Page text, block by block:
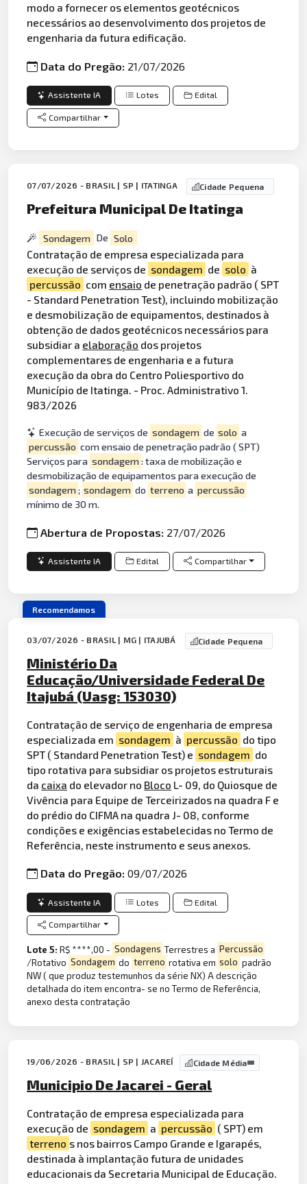
modo a fornecer os elementos geotécnicos
necessários ao desenvolvimento dos projetos de
engenharia da futura edificação.
Data do Pregão: 21/07/2026
Assistente IA Lotes Edital
Compartilhar
07/07/2026 - BRASIL | SP | ITATINGA Cidade Pequena
Prefeitura Municipal De Itatinga
Sondagem De Solo
Contratação de empresa especializada para
execução de serviços de sondagem de solo à
percussão com ensaio de penetração padrão ( SPT
- Standard Penetration Test), incluindo mobilização
e desmobilização de equipamentos, destinados à
obtenção de dados geotécnicos necessários para
subsidiar a elaboração dos projetos
complementares de engenharia e a futura
execução da obra do Centro Poliesportivo do
Município de Itatinga. - Proc. Administrativo 1.
983/2026
Execução de serviços de sondagem de solo a
percussão com ensaio de penetração padrão ( SPT)
Serviços para sondagem: taxa de mobilização e
desmobilização de equipamentos para execução de
sondagem; sondagem do terreno a percussão
mínimo de 30 m.
Abertura de Propostas: 27/07/2026
Assistente IA Edital Compartilhar
Recomendamos
03/07/2026 - BRASIL | MG | ITAJUBÁ Cidade Pequena
Ministério Da
Educação/Universidade Federal De
Itajubá (Uasg: 153030)
Contratação de serviço de engenharia de empresa
especializada em sondagem à percussão do tipo
SPT ( Standard Penetration Test) e sondagem do
tipo rotativa para subsidiar os projetos estruturais
da caixa do elevador no Bloco L- 09, do Quiosque de
Vivência para Equipe de Terceirizados na quadra F e
do prédio do CIFMA na quadra J- 08, conforme
condições e exigências estabelecidas no Termo de
Referência, neste instrumento e seus anexos.
Data do Pregão:09/07/2026
Assistente IA Lotes Edital
Compartilhar
Lote 5:R$ ****,00 - Sondagens Terrestres a Percussão
/Rotativo Sondagem do terreno rotativa em solo padrão
NW ( que produz testemunhos da série NX) A descrição
detalhada do item encontra- se no Termo de Referência,
anexo desta contratação
19/06/2026 - BRASIL | SP | JACAREÍ Cidade Média
Municipio De Jacarei - Geral
Contratação de empresa especializada para
execução de sondagem a percussão ( SPT) em
terreno s nos bairros Campo Grande e Igarapés,
destinada à implantação futura de unidades
educacionais da Secretaria Municipal de Educação.